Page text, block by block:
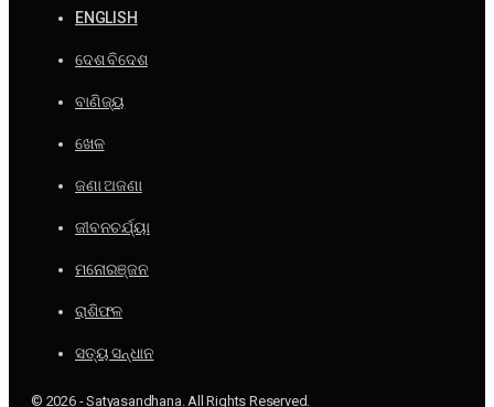
ENGLISH
ଦେଶ ବିଦେଶ
ବାଣିଜ୍ୟ
ଖେଳ
ଜଣା ଅଜଣା
ଜୀବନଚର୍ଯ୍ୟା
ମନୋରଞ୍ଜନ
ରାଶିଫଳ
ସତ୍ୟ ସନ୍ଧାନ
© 2026 - Satyasandhana. All Rights Reserved.